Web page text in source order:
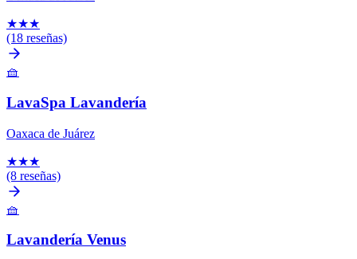
★★★
(18 reseñas)
🧺
LavaSpa Lavandería
Oaxaca de Juárez
★★★
(8 reseñas)
🧺
Lavandería Venus